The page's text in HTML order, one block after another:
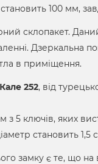
100 мм,
склопакет.
Дзеркальна
в приміщення.
252, від
5 ключів, яких
становить
замку є те, що